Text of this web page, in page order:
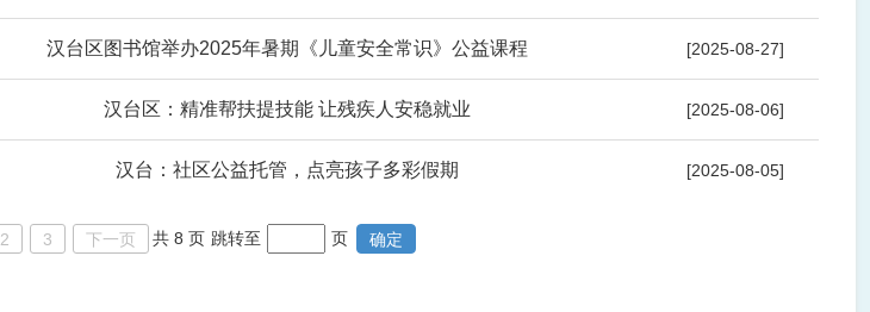
汉台区图书馆举办2025年暑期《儿童安全常识》公益课程 [2025-08-27]
汉台区：精准帮扶提技能 让残疾人安稳就业 [2025-08-06]
汉台：社区公益托管，点亮孩子多彩假期 [2025-08-05]
2 3 下一页 共 8 页 跳转至 页 确定